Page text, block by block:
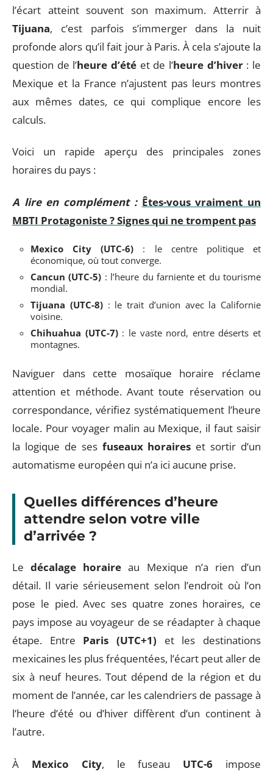
l’écart atteint souvent son maximum. Atterrir à
Tijuana, c’est parfois s’immerger dans la nuit
profonde alors qu’il fait jour à Paris. À cela s’ajoute la
question de l’heure d’été et de l’heure d’hiver: le
Mexique et la France n’ajustent pas leurs montres
aux mêmes dates, ce qui complique encore les
calculs.
Voici un rapide aperçu des principales zones
horaires du pays :
A lire en complément : Êtes-vous vraiment un
MBTI Protagoniste ? Signes qui ne trompent pas
Mexico City (UTC-6) : le centre politique et
économique, où tout converge.
Cancun (UTC-5) : l’heure du farniente et du tourisme
mondial.
Tijuana (UTC-8): le trait d’union avec la Californie
voisine.
Chihuahua (UTC-7): le vaste nord, entre déserts et
montagnes.
Naviguer dans cette mosaïque horaire réclame
attention et méthode. Avant toute réservation ou
correspondance, vérifiez systématiquement l’heure
locale. Pour voyager malin au Mexique, il faut saisir
la logique de ses fuseaux horaires et sortir d’un
automatisme européen qui n’a ici aucune prise.
Quelles différences d’heure
attendre selon votre ville
d’arrivée ?
Ledécalage horaire au Mexique n’a rien d’un
détail. Il varie sérieusement selon l’endroit où l’on
pose le pied. Avec ses quatre zones horaires, ce
pays impose au voyageur de se réadapter à chaque
étape. Entre Paris (UTC+1) et les destinations
mexicaines les plus fréquentées, l’écart peut aller de
six à neuf heures. Tout dépend de la région et du
moment de l’année, car les calendriers de passage à
l’heure d’été ou d’hiver diffèrent d’un continent à
l’autre.
À Mexico City, le fuseau UTC-6 impose